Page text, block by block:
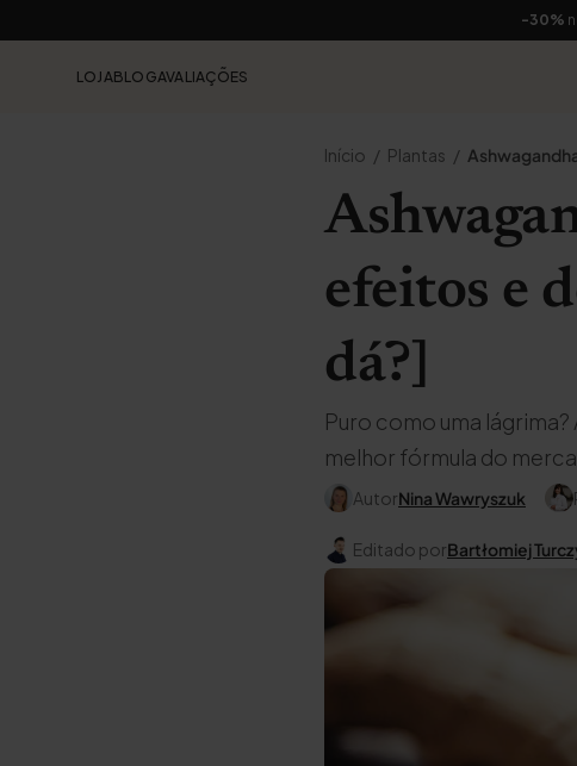
-30%
LOJABLOGAVALIAÇÕES
Início Plantas
efeitos e
dá?]
Puro como uma
melhor fórmula do
AutorNina Wawryszuk
Editado porBartłomiej